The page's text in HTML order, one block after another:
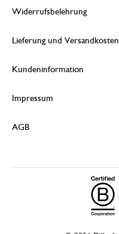
Widerrufsbelehrung
Lieferung und Versandkosten
Kundeninformation
Impressum
AGB